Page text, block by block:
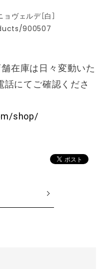
ヴェルデ［白］
900507
在庫は日々変動いた
話にてご確認くださ
shop/